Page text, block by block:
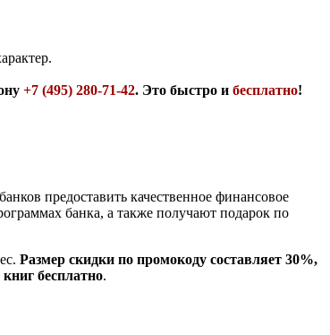
+7 (495) 280-71-42. Это быстро и бесплатно!
предоставить качественное финансовое
банка, а также получают подарок по
Размер скидки по промокоду составляет 30%,
бесплатно.